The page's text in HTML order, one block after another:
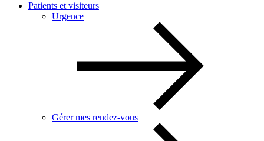
Patients et visiteurs
Urgence
Gérer mes rendez-vous